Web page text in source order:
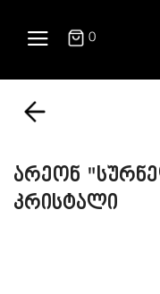
0
არეონ
კრისტალი